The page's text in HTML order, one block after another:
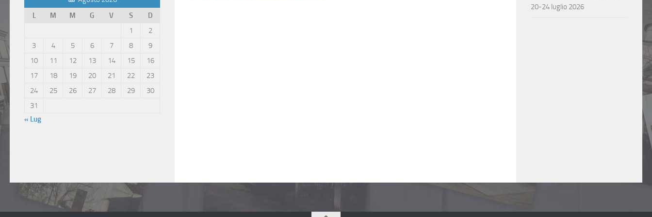
L
M M G V S
D
1
2
3
4 5 6 7 8
9
10
11 12 13 14 15
16
17
18 19 20 21 22
23
24
25 26 27 28 29
30
31
« Lug
20-24 luglio 2026